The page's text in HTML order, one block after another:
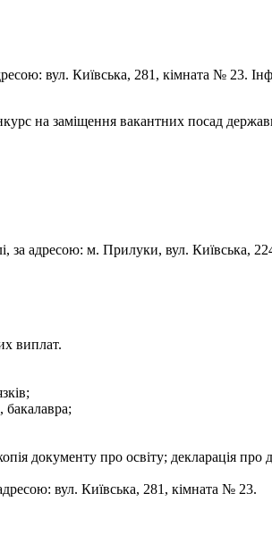
вул. Київська, 281, кімната № 23.
на заміщення вакантних посад
за адресою: м. Прилуки, вул. Київська,
виплат.
бакалавра;
документу про освіту; декларація про
вул. Київська, 281, кімната № 23.